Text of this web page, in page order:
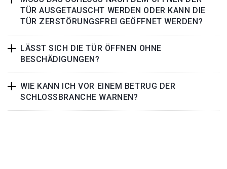
TÜR AUSGETAUSCHT WERDEN ODER KANN DIE
TÜR ZERSTÖRUNGSFREI GEÖFFNET WERDEN?
LÄSST SICH DIE TÜR ÖFFNEN OHNE
BESCHÄDIGUNGEN?
WIE KANN ICH VOR EINEM BETRUG DER
SCHLOSSBRANCHE WARNEN?